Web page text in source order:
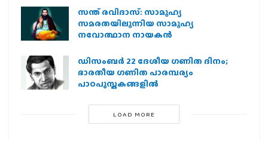
സന്ത് രവിദാസ്: സാമൂഹ്യ
സമരതയിലൂന്നിയ സാമൂഹ്യ
നവോത്ഥാന നായകൻ
ഡിസംബർ 22 ദേശീയ ഗണിത ദിനം;
ഭാരതീയ ഗണിത പാരമ്പര്യം
പാഠപുസ്തകങ്ങളിൽ
LOAD MORE